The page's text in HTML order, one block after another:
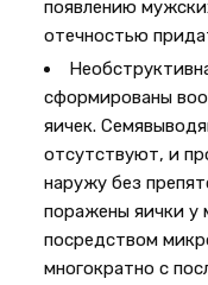
появлению
отечностью
сформированы
яичек.
отсутствуют, и
наружу без
поражены яички
посредством
многократно с